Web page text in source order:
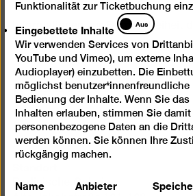
Informationen zur Barrierefreiheit
findest Duhier
Produktion: Das Video in
von Xenia Dürr erstellt.
Standort
Berlinische Galerie
Funktionalität zur Ticketbuchung
Eingebettete Inhalte
Eingebettete
Inhalte
Aus
Wir verwenden Services von
YouTube und Vimeo), um externe
Audioplayer) einzubetten. Die
möglichst
Bedienung der Inhalte. Wenn Sie
Inhalten erlauben, stimmen Sie
personenbezogene Daten an die
werden können. Sie können Ihre
rückgängig machen.
Name Anbieter